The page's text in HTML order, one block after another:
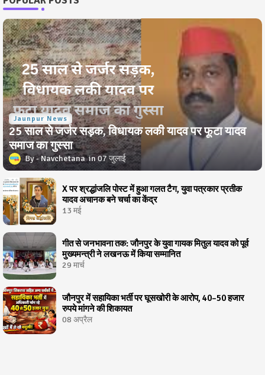
Jaunpur News
25 साल से जर्जर सड़क, विधायक लकी यादव पर फूटा यादव
समाज का गुस्सा
Navchetana 07 जुलाई
X पर श्रद्धांजलि पोस्ट में हुआ गलत टैग, युवा पत्रकार प्रतीक
यादव अचानक बने चर्चा का केंद्र
13 मई
गीत से जनभावना तक: जौनपुर के युवा गायक मितुल यादव को पूर्व
मुख्यमन्त्री ने लखनऊ में किया सम्मानित
29 मार्च
जौनपुर में सहायिका भर्ती पर घूसखोरी के आरोप, 40–50 हजार
रुपये मांगने की शिकायत
08 अप्रैल